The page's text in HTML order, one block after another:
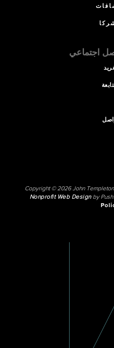
اجتماعي
Copyright © 2026 John
Nonprofit Web Designby